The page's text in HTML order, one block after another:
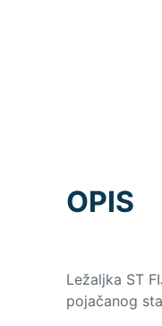
OPIS
Ležaljka ST
pojačanog